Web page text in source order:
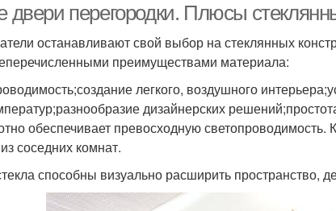
двери перегородки. Плюсы
останавливают свой выбор на стеклянных
преимуществами материала:
легкого, воздушного
дизайнерских
обеспечивает превосходную светопроводимость.
соседних комнат.
способны визуально расширить пространство,